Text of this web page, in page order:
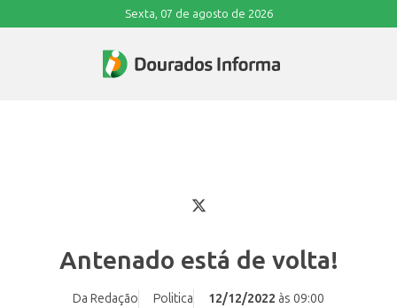
Sexta, 07 de agosto de 2026
Antenado está de volta!
Da Redação Politica 12/12/2022 às 09:00